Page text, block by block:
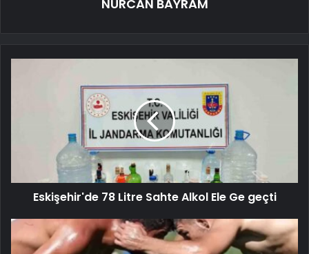
NURCAN BAYRAM
Eskişehir'de 78 Litre Sahte Alkol Ele Ge geçti